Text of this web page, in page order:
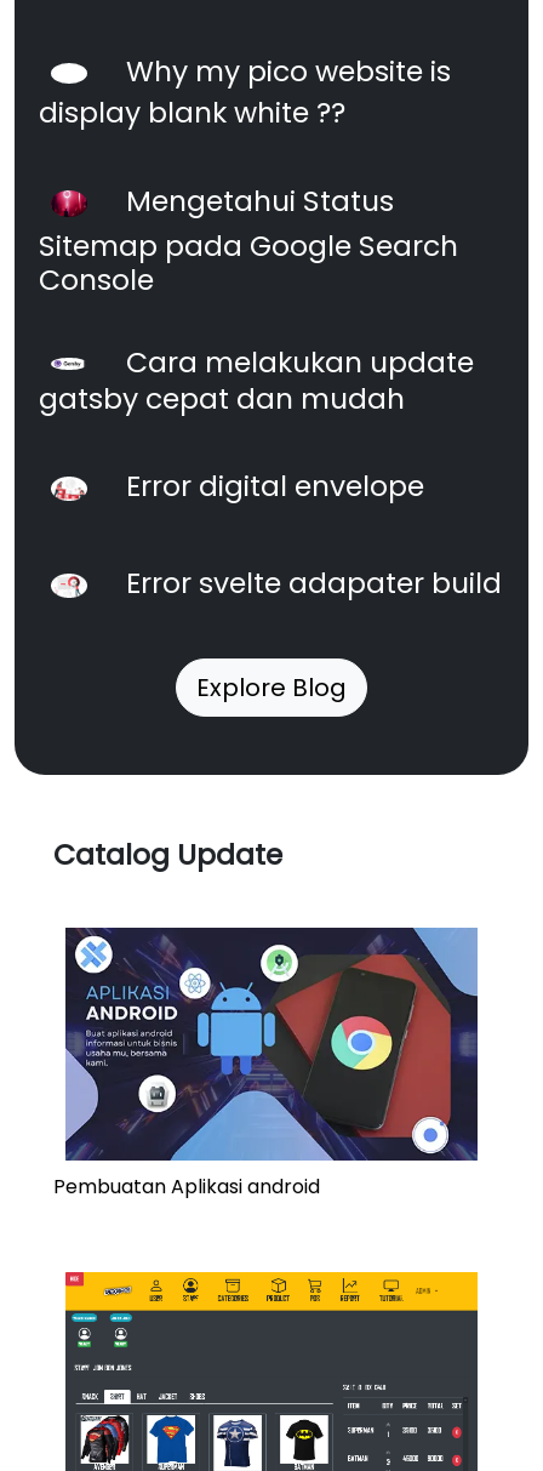
Why my pico website is
display blank white ??
Mengetahui Status
Sitemap pada Google Search
Console
Cara melakukan update
gatsby cepat dan mudah
Error digital envelope
Error svelte adapater build
Explore Blog
Catalog Update
Pembuatan Aplikasi android